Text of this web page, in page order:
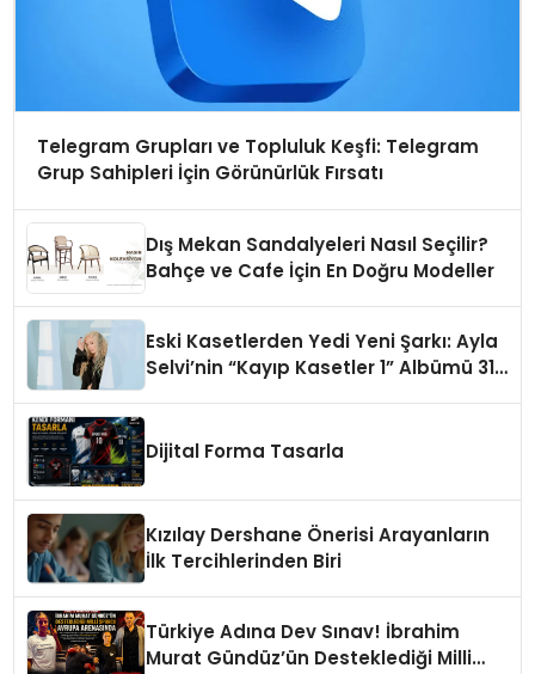
Telegram Grupları ve Topluluk Keşfi: Telegram
Grup Sahipleri İçin Görünürlük Fırsatı
Dış Mekan Sandalyeleri Nasıl Seçilir?
Bahçe ve Cafe İçin En Doğru Modeller
Eski Kasetlerden Yedi Yeni Şarkı: Ayla
Selvi’nin “Kayıp Kasetler 1” Albümü 31
Dijital Forma Tasarla
Kızılay Dershane Önerisi Arayanların
İlk Tercihlerinden Biri
Türkiye Adına Dev Sınav! İbrahim
Murat Gündüz’ün Desteklediği Milli